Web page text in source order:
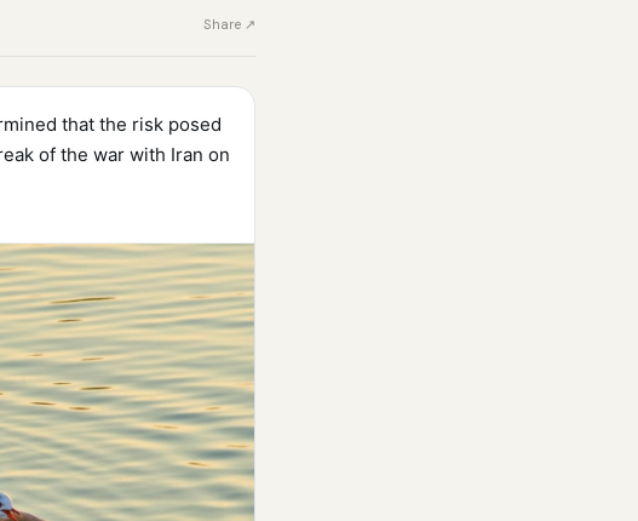
Share ↗
that the risk posed
of the war with Iran on